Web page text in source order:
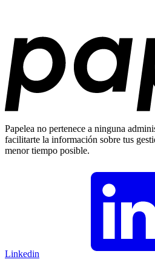
Papelea no pertenece a ninguna
facilitarte la información sobre tus
menor tiempo posible.
Linkedin